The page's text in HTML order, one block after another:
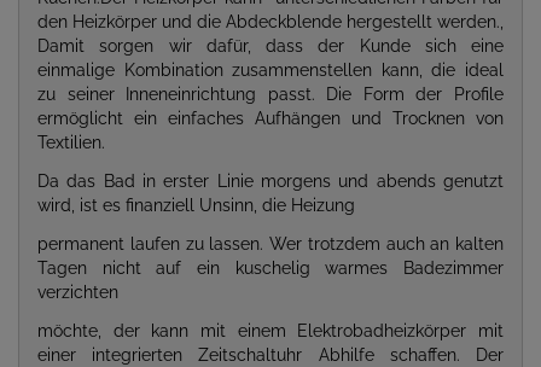
den Heizkörper und die Abdeckblende hergestellt werden.,
Damit sorgen wir dafür, dass der Kunde sich eine
einmalige Kombination zusammenstellen kann, die ideal
zu seiner Inneneinrichtung passt. Die Form der Profile
ermöglicht ein einfaches Aufhängen und Trocknen von
Textilien.
Da das Bad in erster Linie morgens und abends genutzt
wird, ist es finanziell Unsinn, die Heizung
permanent laufen zu lassen. Wer trotzdem auch an kalten
Tagen nicht auf ein kuschelig warmes Badezimmer
verzichten
möchte, der kann mit einem Elektrobadheizkörper mit
einer integrierten Zeitschaltuhr Abhilfe schaffen. Der